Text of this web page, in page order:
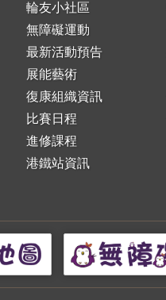
輪友小社區
無障礙運動
最新活動預告
展能藝術
復康組織資訊
比賽日程
進修課程
港鐵站資訊